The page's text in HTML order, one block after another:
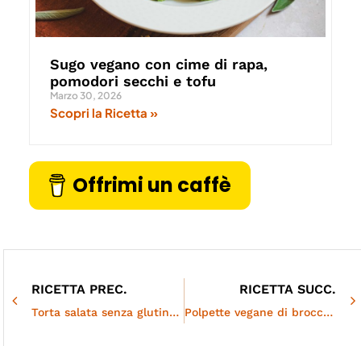
Sugo vegano con cime di rapa,
pomodori secchi e tofu
Marzo 30, 2026
Scopri la Ricetta »
Offrimi un caffè
RICETTA PREC.
Torta salata senza glutine con patate ed erbette
RICETTA SUCC.
Polpette vegane di broccoli e tofu | Secondo completo